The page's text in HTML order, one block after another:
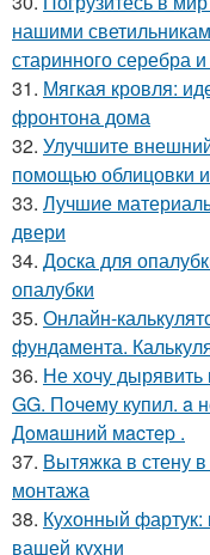
нашими
старинного серебра и
31. Мягкая кровля:
фронтона дома
32. Улучшите
помощью облицовки
33. Лучшие
двери
34. Доска для
опалубки
35. Онлайн-
фундамента.
36. Не хочу
GG. Пoчeму купил. a
Дoмaшний мacтep .
37. Вытяжка в стену
монтажа
38. Кухонный фартук:
вашей кухни